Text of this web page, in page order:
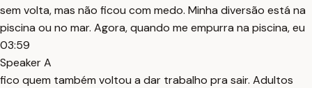
sem volta, mas não ficou com medo. Minha diversão está na
piscina ou no mar. Agora, quando me empurra na piscina, eu
03:59
Speaker A
fico quem também voltou a dar trabalho pra sair. Adultos